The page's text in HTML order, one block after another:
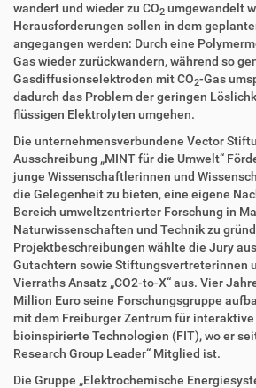
wandert und wieder zu CO2 umgewandelt
Herausforderungen sollen in dem
angegangen werden: Durch eine
Gas wieder zurückwandern, während so
Gasdiffusionselektroden mit CO2-Gas
dadurch das Problem der geringen
flüssigen Elektrolyten umgehen.
Die unternehmensverbundene Vector
Ausschreibung „MINT für die Umwelt“
junge Wissenschaftlerinnen und
die Gelegenheit zu bieten, eine eigene
Bereich umweltzentrierter Forschung in
Naturwissenschaften und Technik zu
Projektbeschreibungen wählte die Jury
Gutachtern sowie Stiftungsvertreterinnen
Vierraths Ansatz „CO2-to-X“ aus. Vier
Million Euro seine Forschungsgruppe
mit dem Freiburger Zentrum für
bioinspirierte Technologien (FIT), wo er
Research Group Leader“ Mitglied ist.
Die Gruppe „Elektrochemische